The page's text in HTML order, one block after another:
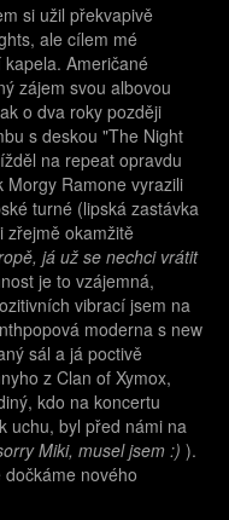
si užil překvapivě
ale cílem mé
Američané
zájem svou albovou
o dva roky později
s deskou "The Night
na repeat opravdu
Morgy Ramone vyrazili
turné (lipská zastávka
zřejmě okamžitě
já už se nechci vrátit
je to vzájemná,
vibrací jsem na
moderna s new
sál a já poctivě
z Clan of Xymox,
kdo na koncertu
uchu, byl před námi na
Miki, musel jsem :) ).
nového